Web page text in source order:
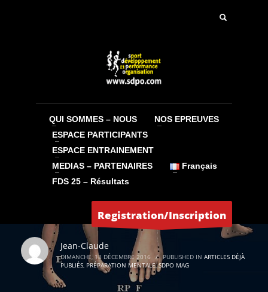
QUI SOMMES – NOUS
NOS EPREUVES
ESPACE PARTICIPANTS
ESPACE ENTRAINEMENT
MEDIAS – PARTENAIRES
Français
FDS 25 – Résultats
Registration/Inscription
Jean-Claude
DIMANCHE, 18 DÉCEMBRE 2016 / PUBLISHED IN ARTICLES DÉJÀ
PUBLIÉS, PRÉPARATION MENTALE,SDPO MAG